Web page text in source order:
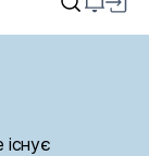
існує